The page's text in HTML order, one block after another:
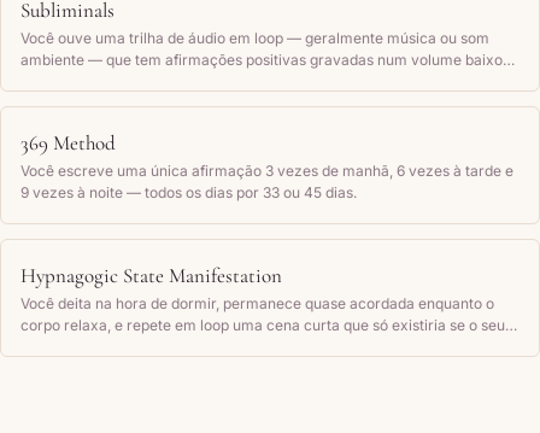
Subliminals
Você ouve uma trilha de áudio em loop — geralmente música ou som
ambiente — que tem afirmações positivas gravadas num volume baixo
para gravá-las no subconsciente.
369 Method
Você escreve uma única afirmação 3 vezes de manhã, 6 vezes à tarde e
9 vezes à noite — todos os dias por 33 ou 45 dias.
Hypnagogic State Manifestation
Você deita na hora de dormir, permanece quase acordada enquanto o
corpo relaxa, e repete em loop uma cena curta que só existiria se o seu